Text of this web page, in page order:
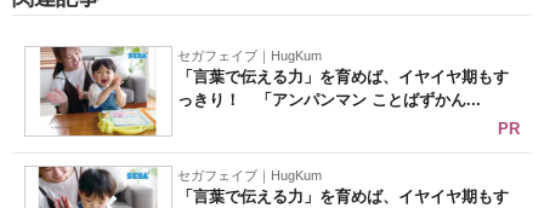
セガフェイブ｜HugKum
「言葉で伝える力」を育めば、イヤイヤ期もす
っきり！ 「アンパンマン ことばずかん...
PR
セガフェイブ｜HugKum
「言葉で伝える力」を育めば、イヤイヤ期もす